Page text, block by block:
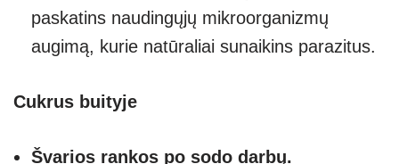
paskatins naudingųjų mikroorganizmų
augimą, kurie natūraliai sunaikins parazitus.
Cukrus buityje
Švarios rankos po sodo darbų.